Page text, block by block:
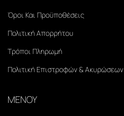
Όροι Και Προϋποθέσεις
Πολιτική Απορρήτου
Τρόποι Πληρωμή
Πολιτική Επιστροφών & Ακυρώσεων
ΜΕΝΟΥ